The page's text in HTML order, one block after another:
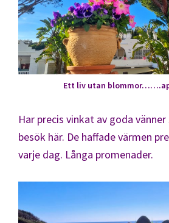
Ett liv utan
Har precis vinkat av goda
besök här. De haffade värmen
varje dag. Långa promenader.